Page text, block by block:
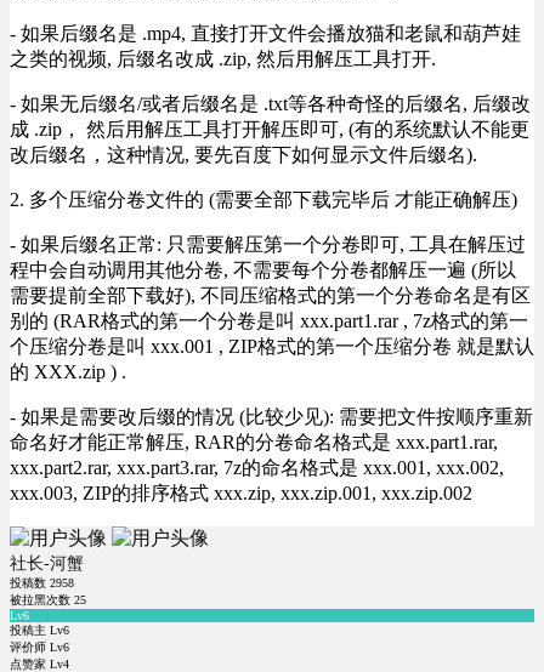
- 如果后缀名是 .mp4, 直接打开文件会播放猫和老鼠和葫芦娃
之类的视频, 后缀名改成 .zip, 然后用解压工具打开.
- 如果无后缀名/或者后缀名是 .txt等各种奇怪的后缀名, 后缀改
成 .zip， 然后用解压工具打开解压即可, (有的系统默认不能更
改后缀名，这种情况, 要先百度下如何显示文件后缀名).
2. 多个压缩分卷文件的 (需要全部下载完毕后 才能正确解压)
- 如果后缀名正常: 只需要解压第一个分卷即可, 工具在解压过
程中会自动调用其他分卷, 不需要每个分卷都解压一遍 (所以
需要提前全部下载好), 不同压缩格式的第一个分卷命名是有区
别的 (RAR格式的第一个分卷是叫 xxx.part1.rar , 7z格式的第一
个压缩分卷是叫 xxx.001 , ZIP格式的第一个压缩分卷 就是默认
的 XXX.zip ) .
- 如果是需要改后缀的情况 (比较少见): 需要把文件按顺序重新
命名好才能正常解压, RAR的分卷命名格式是 xxx.part1.rar,
xxx.part2.rar, xxx.part3.rar, 7z的命名格式是 xxx.001, xxx.002,
xxx.003, ZIP的排序格式 xxx.zip, xxx.zip.001, xxx.zip.002
社长-河蟹
投稿数 2958
被拉黑次数 25
Lv6
投稿主 Lv6
评价师 Lv6
点赞家 Lv4